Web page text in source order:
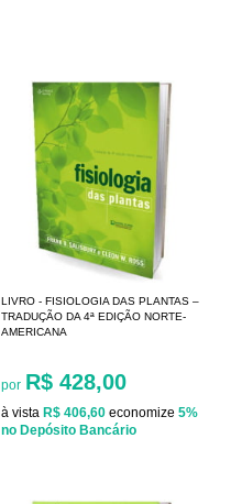
LIVRO - FISIOLOGIA DAS PLANTAS –
TRADUÇÃO DA 4ª EDIÇÃO NORTE-
AMERICANA
por R$ 428,00
à vista R$ 406,60 economize 5%
no Depósito Bancário